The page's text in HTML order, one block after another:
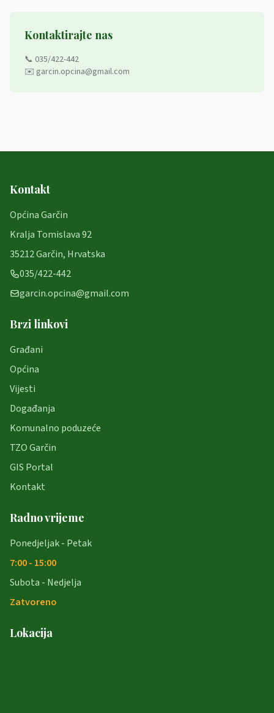
Kontaktirajte nas
📞 035/422-442
✉️ garcin.opcina@gmail.com
Kontakt
Općina Garčin
Kralja Tomislava 92
35212 Garčin, Hrvatska
035/422-442
garcin.opcina@gmail.com
Brzi linkovi
Građani
Općina
Vijesti
Događanja
Komunalno poduzeće
TZO Garčin
GIS Portal
Kontakt
Radno vrijeme
Ponedjeljak - Petak
7:00 - 15:00
Subota - Nedjelja
Zatvoreno
Lokacija